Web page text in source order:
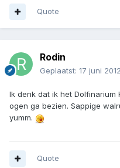
Quote
Rodin
Geplaatst: 17 juni 2012
Ik denk dat ik het
ogen ga bezien. Sappige
yumm.
Quote